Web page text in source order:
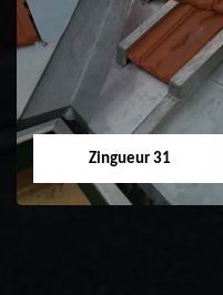
Etanchéité toiture
31
Zingueur 31